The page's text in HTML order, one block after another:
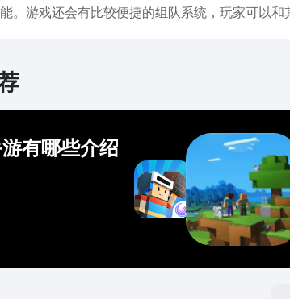
。游戏还会有比较便捷的组队系统，玩家可以
喜欢的朋友就可以赶紧去关注一下。
有哪些介绍